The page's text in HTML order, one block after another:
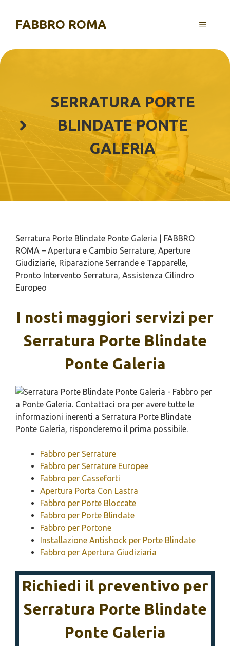
contenuto
FABBRO ROMA MENU
SERRATURA PORTE
BLINDATE PONTE
GALERIA
Serratura Porte Blindate Ponte Galeria | FABBRO
ROMA – Apertura e Cambio Serrature, Aperture
Giudiziarie, Riparazione Serrande e Tapparelle,
Pronto Intervento Serratura, Assistenza Cilindro
Europeo
I nosti maggiori servizi per
Serratura Porte Blindate
Ponte Galeria
Fabbro per Serrature
Fabbro per Serrature Europee
Fabbro per Casseforti
Apertura Porta Con Lastra
Fabbro per Porte Bloccate
Fabbro per Porte Blindate
Fabbro per Portone
Installazione Antishock per Porte Blindate
Fabbro per Apertura Giudiziaria
Richiedi il preventivo per
Serratura Porte Blindate
Ponte Galeria